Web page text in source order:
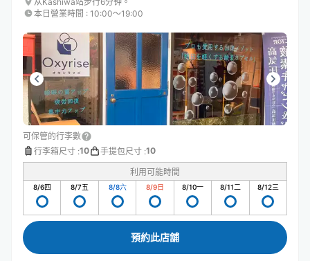
本日營業時間 : 10:00〜19:00
可保管的行李數
行李箱尺寸 :10 手提包尺寸 :10
利用可能時間
8/6四 8/7五 8/8六 8/9日 8/10一 8/11二 8/12三
預約此店舖